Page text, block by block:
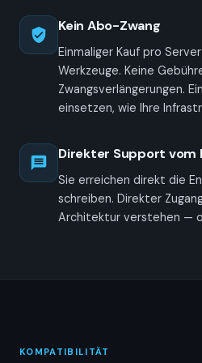
Kein Abo-Zwang
Einmaliger Kauf pro
Werkzeuge. Keine
Zwangs­verlängerungen.
einsetzen, wie Ihre
Direkter Support vom
Sie erreichen direkt die
schreiben. Direkter
Architektur verstehen —
KOMPATIBILITÄT